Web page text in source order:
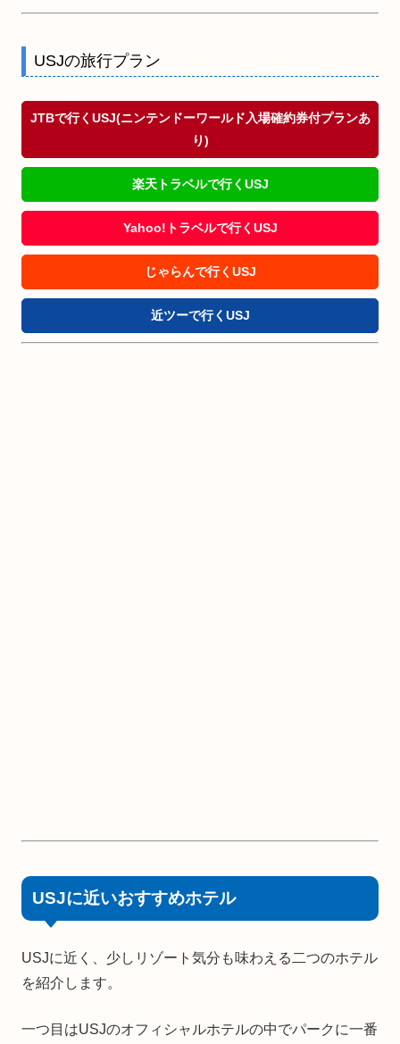
USJの旅行プラン
JTBで行くUSJ(ニンテンドーワールド入場確約券付プランあ
り)
楽天トラベルで行くUSJ
Yahoo!トラベルで行くUSJ
じゃらんで行くUSJ
近ツーで行くUSJ
USJに近いおすすめホテル
USJに近く、少しリゾート気分も味わえる二つのホテル
を紹介します。
一つ目はUSJのオフィシャルホテルの中でパークに一番